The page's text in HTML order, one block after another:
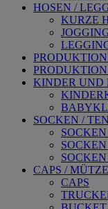
HOSEN /
KURZE
KINDER UND
SOCKEN /
CAPS /
CAPS